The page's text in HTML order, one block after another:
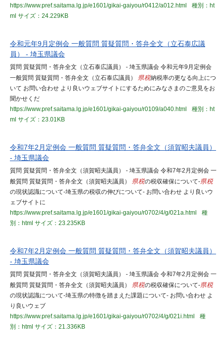
https://www.pref.saitama.lg.jp/e1601/gikai-gaiyou/r0412/a012.html
種別：ht
ml サイズ：24.229KB
令和元年9月定例会 一般質問 質疑質問・答弁全文（立石泰広議
員） - 埼玉県議会
質問 質疑質問・答弁全文（立石泰広議員） - 埼玉県議会 令和元年9月定例会
一般質問 質疑質問・答弁全文（立石泰広議員） 県税納税率の更なる向上につ
いて お問い合わせ より良いウェブサイトにするためにみなさまのご意見をお
聞かせくだ
https://www.pref.saitama.lg.jp/e1601/gikai-gaiyou/r0109/a040.html
種別：ht
ml サイズ：23.01KB
令和7年2月定例会 一般質問 質疑質問・答弁全文（須賀昭夫議員）
- 埼玉県議会
質問 質疑質問・答弁全文（須賀昭夫議員） - 埼玉県議会 令和7年2月定例会 一
般質問 質疑質問・答弁全文（須賀昭夫議員） 県税の税収確保について-県税
の現状認識について-埼玉県の税収の伸びについて- お問い合わせ より良いウ
ェブサイトに
https://www.pref.saitama.lg.jp/e1601/gikai-gaiyou/r0702/4/g/021a.html
種
別：html サイズ：23.235KB
令和7年2月定例会 一般質問 質疑質問・答弁全文（須賀昭夫議員）
- 埼玉県議会
質問 質疑質問・答弁全文（須賀昭夫議員） - 埼玉県議会 令和7年2月定例会 一
般質問 質疑質問・答弁全文（須賀昭夫議員） 県税の税収確保について-県税
の現状認識について-埼玉県の特徴を踏まえた課題について- お問い合わせ よ
り良いウェブ
https://www.pref.saitama.lg.jp/e1601/gikai-gaiyou/r0702/4/g/021i.html
種
別：html サイズ：21.336KB